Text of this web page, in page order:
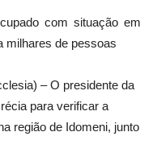
com situação em
milhares de pessoas
– O presidente da
para verificar a
região de Idomeni, junto